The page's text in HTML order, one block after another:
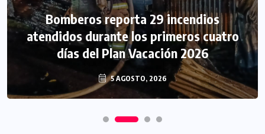
Bomberos reporta 29 incendios
atendidos durante los primeros cuatro
días del Plan Vacación 2026
5 AGOSTO, 2026